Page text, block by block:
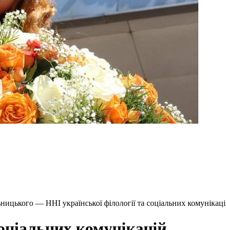
— ННІ української філології та соціальних